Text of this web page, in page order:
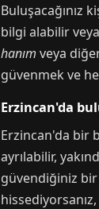
Buluşacağınız
bilgi alabilir
hanım veya
güvenmek ve
Erzincan'da
Erzincan'da bir
ayrılabilir,
güvendiğiniz bir